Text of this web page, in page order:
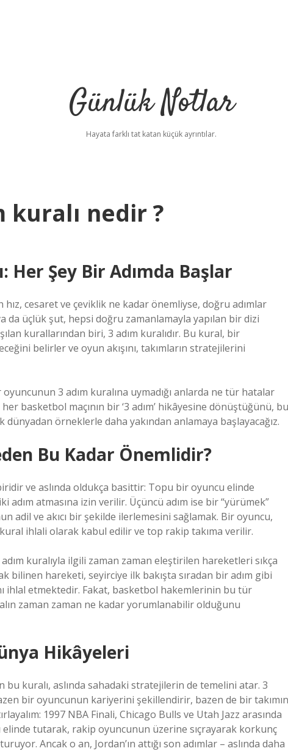
Günlük Notlar
Hayata farklı tat katan küçük ayrıntılar.
kuralı nedir ?
Her Şey Bir Adımda Başlar
cesaret ve çeviklik ne kadar önemliyse, doğru adımlar
üçlük şut, hepsi doğru zamanlamayla yapılan bir dizi
kurallarından biri, 3 adım kuralıdır. Bu kural, bir
belirler ve oyun akışını, takımların stratejilerini
3 adım kuralına uymadığı anlarda ne tür hatalar
basketbol maçının bir ‘3 adım’ hikâyesine dönüştüğünü, bu
örneklerle daha yakından anlamaya başlayacağız.
Bu Kadar Önemlidir?
ve aslında oldukça basittir: Topu bir oyuncu elinde
adım atmasına izin verilir. Üçüncü adım ise bir “yürümek”
adil ve akıcı bir şekilde ilerlemesini sağlamak. Bir oyuncu,
ihlali olarak kabul edilir ve top rakip takıma verilir.
kuralıyla ilgili zaman zaman eleştirilen hareketleri sıkça
bilinen hareketi, seyirciye ilk bakışta sıradan bir adım gibi
ihlal etmektedir. Fakat, basketbol hakemlerinin bu tür
zaman zaman ne kadar yorumlanabilir olduğunu
Hikâyeleri
kuralı, aslında sahadaki stratejilerin de temelini atar. 3
bir oyuncunun kariyerini şekillendirir, bazen de bir takımın
1997 NBA Finali, Chicago Bulls ve Utah Jazz arasında
tutarak, rakip oyuncunun üzerine sıçrayarak korkunç
Ancak o an, Jordan’ın attığı son adımlar – aslında daha